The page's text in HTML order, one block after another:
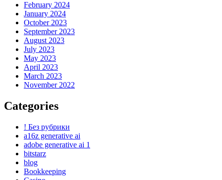
February 2024
January 2024
October 2023
September 2023
August 2023
July 2023
May 2023
April 2023
March 2023
November 2022
Categories
! Без рубрики
a16z generative ai
adobe generative ai 1
bitstarz
blog
Bookkeeping